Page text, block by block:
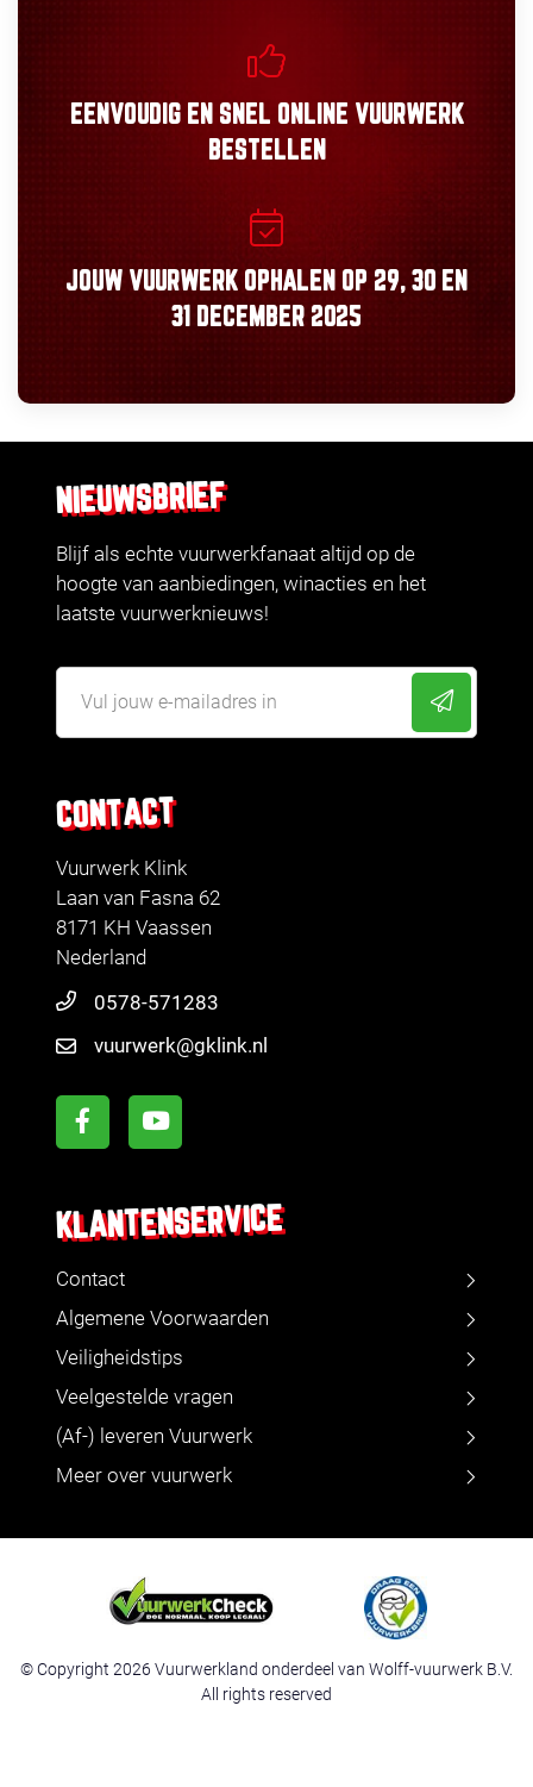
EENVOUDIGEN SNEL ONLINE VUURWERK
BESTELLEN
JOUW VUURWERK OPHALEN OP 29, 30 EN
31 DECEMBER 2025
CONTACT
Vuurwerk Klink
Laan van Fasna 62
8171 KH Vaassen
Nederland
0578-571283
vuurwerk@gklink.nl
KLANTENSERVICE
Contact
Algemene Voorwaarden
Veiligheidstips
Veelgestelde vragen
(Af-) leveren Vuurwerk
Meer over vuurwerk
NIEUWSBRIEF
Blijf als echte vuurwerkfanaat altijd op de
hoogte van aanbiedingen, winacties en het
laatste vuurwerknieuws!
© Copyright 2026 Vuurwerkland onderdeel van Wolff-vuurwerk B.V.
All rights reserved